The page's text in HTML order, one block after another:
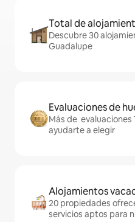
Total de
Descubre 30
Guadalupe
Evaluaciones de
Más de
ayudarte a elegir
Alojamientos
20 propiedades
servicios aptos para